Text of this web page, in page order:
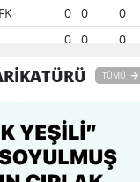
0 0
0
0 0
0
0
0
0 0
0 0
0 0
TÜMÜ